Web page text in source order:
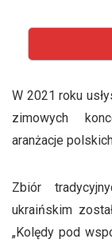
W 2021 roku
zimowych
aranżacje
Zbiór
ukraińskim
„Kolędy pod